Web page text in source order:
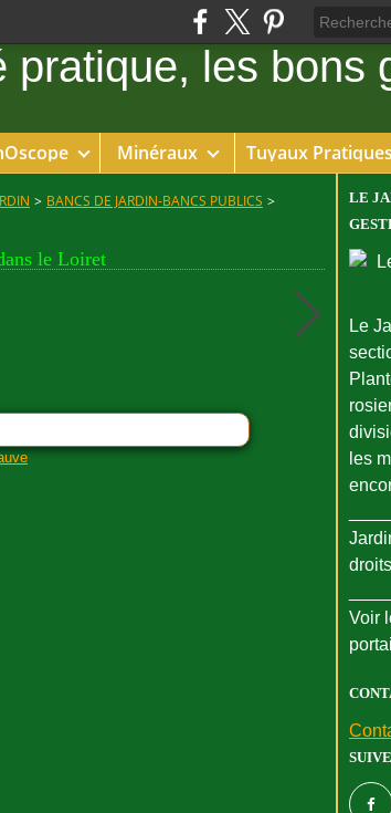
Minéraux Tuyaux Pratiques
> BANCS DE JARDIN-BANCS PUBLICS >
le Loiret
LE
Le
les
Voir